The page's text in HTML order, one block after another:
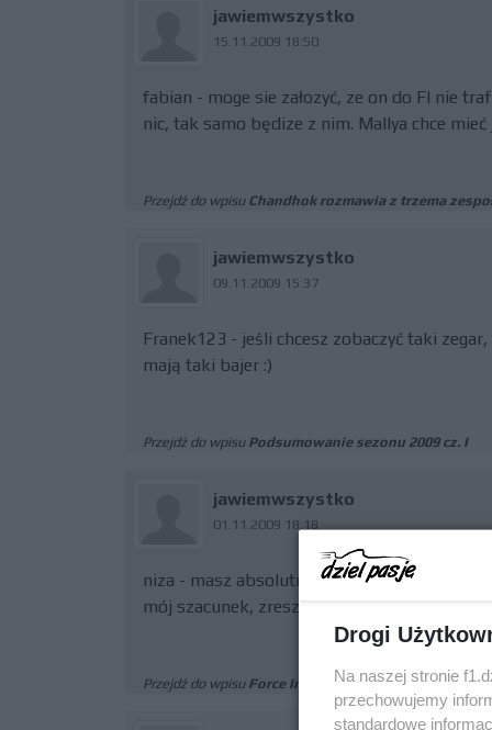
jawiemwszystko
15.11.2009 18:50
fabian - moge sie załozyć, ze on do FI nie
nic, tak samo będize z nim. Mallya chce
Przejdź do wpisu Chandhok rozmawia z trzema
jawiemwszystko
09.11.2009 15:37
Franek123 - jeśli chcesz zobaczyć taki
mają taki bajer :)
Przejdź do wpisu Podsumowanie sezonu 2009 cz. I
jawiemwszystko
01.11.2009 18:18
niza - masz absolutną rację. Wielka
mój szacunek, zresztą ogólnie są
Przejdź do wpisu Force India zadowolona z sezonu
Drogi
Na naszej stronie
przechowujemy
standardowe